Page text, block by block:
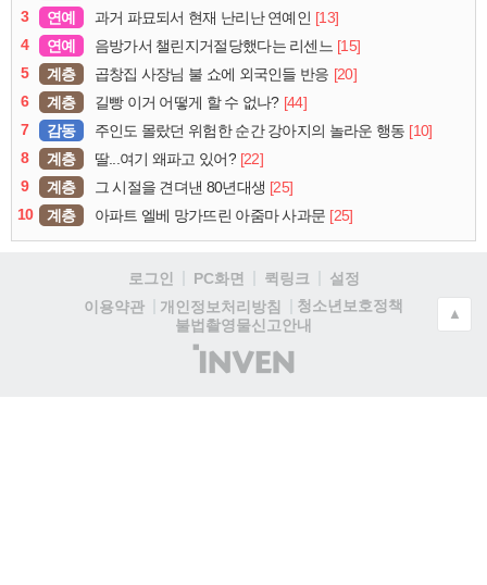
3
연예 과거 파묘되서 현재 난리난 연예인 [13]
4
연예 음방가서 챌린지거절당했다는 리센느 [15]
5
계층 곱창집 사장님 불 쇼에 외국인들 반응 [20]
6
계층 길빵 이거 어떻게 할 수 없나? [44]
7
감동 주인도 몰랐던 위험한 순간 강아지의 놀라운 행동 [10]
8
계층 딸...여기 왜파고 있어? [22]
9
계층 그 시절을 견뎌낸 80년대생 [25]
10
계층 아파트 엘베 망가뜨린 아줌마 사과문 [25]
로그인 PC화면 퀵링크
설정
이용약관
개인정보처리방침
청소년보호정책
불법촬영물신고안내
(주)
인
▲